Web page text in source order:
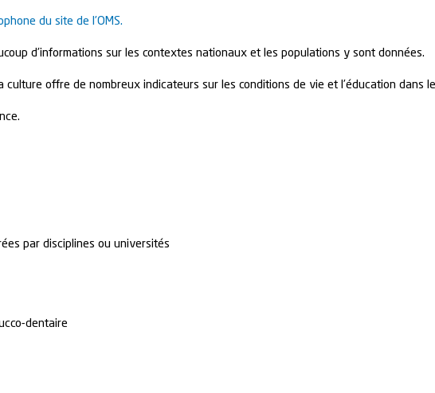
du site de l’OMS.
d’informations sur les contextes nationaux et les populations y sont données.
culture offre de nombreux indicateurs sur les conditions de vie et l’éducation dans
par disciplines ou universités
dentaire